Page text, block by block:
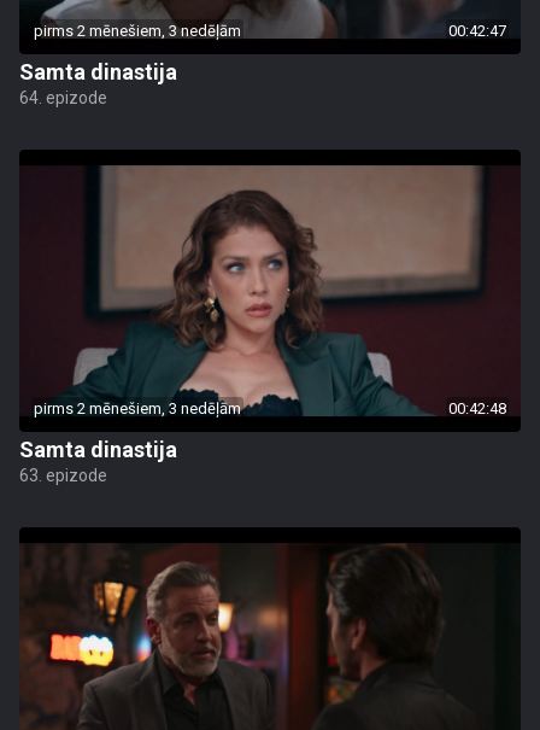
pirms 2 mēnešiem, 3 nedēļām 00:42:47
Samta dinastija
64. epizode
pirms 2 mēnešiem, 3 nedēļām 00:42:48
Samta dinastija
63. epizode